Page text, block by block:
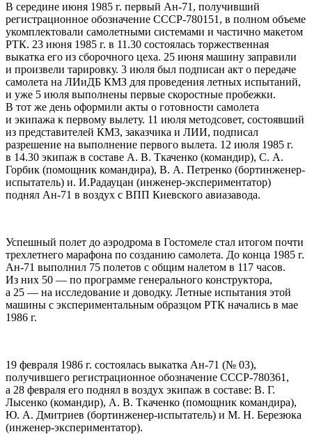
В середине июня 1985 г. первый Ан-71, получивший
регистрационное обозначение СССР-780151, в полном объеме
укомплектовали самолетными системами и частично макетом
РТК. 23 июня 1985 г. в 11.30 состоялась торжественная
выкатка его из сборочного цеха. 25 июня машину заправили
и произвели тарировку. 3 июля был подписан акт о передаче
самолета на ЛИиДБ КМЗ для проведения летных испытаний,
и уже 5 июля выполнены первые скоростные пробежки.
В тот же день оформили акты о готовности самолета
и экипажа к первому вылету. 11 июля методсовет, состоявший
из представителей КМ3, заказчика и ЛИИ, подписал
разрешение на выполнение первого вылета. 12 июля 1985 г.
в 14.30 экипаж в составе А. В. Ткаченко (командир), С. А.
Горбик (помощник командира), В. А. Петренко (бортинженер-
испытатель) и. И.Радауцан (инженер-экспериментатор)
поднял Ан-71 в воздух с ВПП Киевского авиазавода.
Успешный полет до аэродрома в Гостомеле стал итогом почти
трехлетнего марафона по созданию самолета. До конца 1985 г.
Ан-71 выполнил 75 полетов с общим налетом в 117 часов.
Из них 50 — по программе генерального конструктора,
а 25 — на исследование и доводку. Летные испытания этой
машины с экспериментальным образцом РТК начались в мае
1986 г.
19 февраля 1986 г. состоялась выкатка Ан-71 (№ 03),
получившего регистрационное обозначение СССР-780361,
а 28 февраля его поднял в воздух экипаж в составе: В. Г.
Лысенко (командир), А. В. Ткаченко (помощник командира),
Ю. А. Дмитриев (бортинженер-испытатель) и М. H. Березюка
(инженер-экспериментатор).